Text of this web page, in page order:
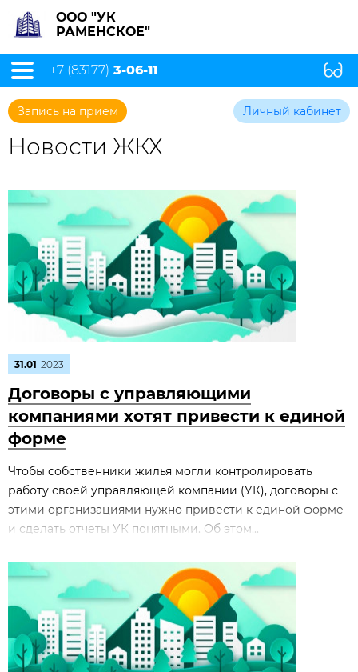
ООО "УК
РАМЕНСКОЕ"
+7 (83177) 3-06-11
Запись на прием Личный кабинет
Новости ЖКХ
31.01 2023
Договоры с управляющими
компаниями хотят привести к единой
форме
Чтобы собственники жилья могли контролировать
работу своей управляющей компании (УК), договоры с
этими организациями нужно привести к единой форме
и сделать отчеты УК понятными. Об этом...